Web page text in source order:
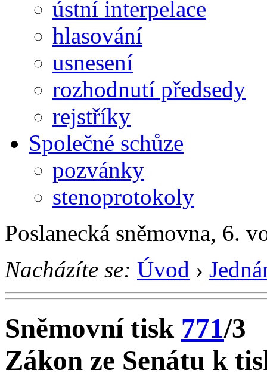
ústní interpelace
hlasování
usnesení
rozhodnutí předsedy
rejstříky
Společné schůze
pozvánky
stenoprotokoly
Poslanecká sněmovna, 6.
Nacházíte se: Úvod ›
Sněmovní tisk 771/3
Zákon ze Senátu k